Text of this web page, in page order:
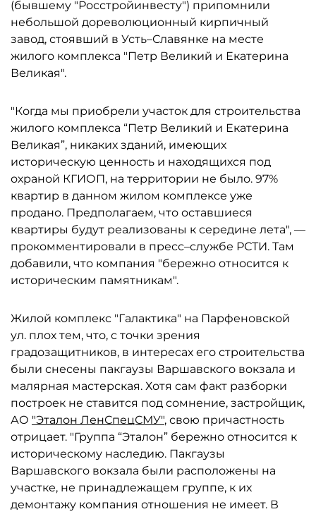
(бывшему "Росстройинвесту") припомнили
небольшой дореволюционный кирпичный
завод, стоявший в Усть–Славянке на месте
жилого комплекса "Петр Великий и Екатерина
Великая".
"Когда мы приобрели участок для строительства
жилого комплекса “Петр Великий и Екатерина
Великая”, никаких зданий, имеющих
историческую ценность и находящихся под
охраной КГИОП, на территории не было. 97%
квартир в данном жилом комплексе уже
продано. Предполагаем, что оставшиеся
квартиры будут реализованы к середине лета", —
прокомментировали в пресс–службе РСТИ. Там
добавили, что компания "бережно относится к
историческим памятникам".
Жилой комплекс "Галактика" на Парфеновской
ул. плох тем, что, с точки зрения
градозащитников, в интересах его строительства
были снесены пакгаузы Варшавского вокзала и
малярная мастерская. Хотя сам факт разборки
построек не ставится под сомнение, застройщик,
АО "Эталон ЛенСпецСМУ", свою причастность
отрицает. "Группа “Эталон” бережно относится к
историческому наследию. Пакгаузы
Варшавского вокзала были расположены на
участке, не принадлежащем группе, к их
демонтажу компания отношения не имеет. В